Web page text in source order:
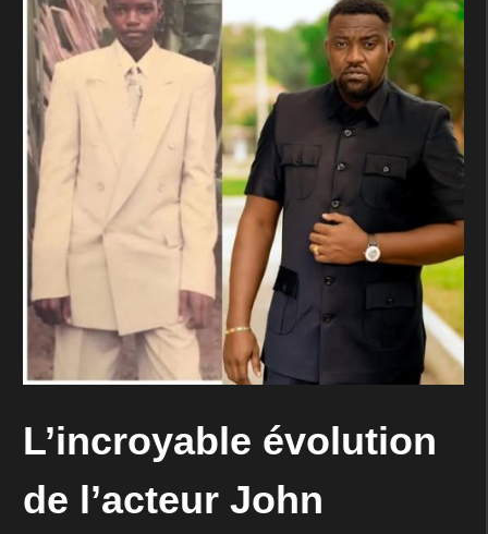
L’incroyable évolution
de l’acteur John